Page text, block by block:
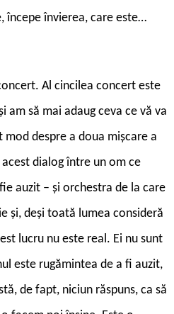
începe învierea, care este…
Al cincilea concert este
am să mai adaug ceva ce vă va
despre a doua mișcare a
dialog între un om ce
auzit – și orchestra de la care
și, deși toată lumea consideră
lucru nu este real. Ei nu sunt
este rugămintea de a fi auzit,
de fapt, niciun răspuns, ca să